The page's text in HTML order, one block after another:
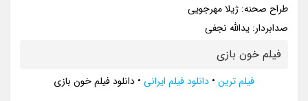
طراح صحنه: ژیلا مهرجویی
صدابردار: یدالله نجفی
فیلم خون بازی
فیلم ترین • دانلود فیلم ایرانی • دانلود فیلم خون بازی